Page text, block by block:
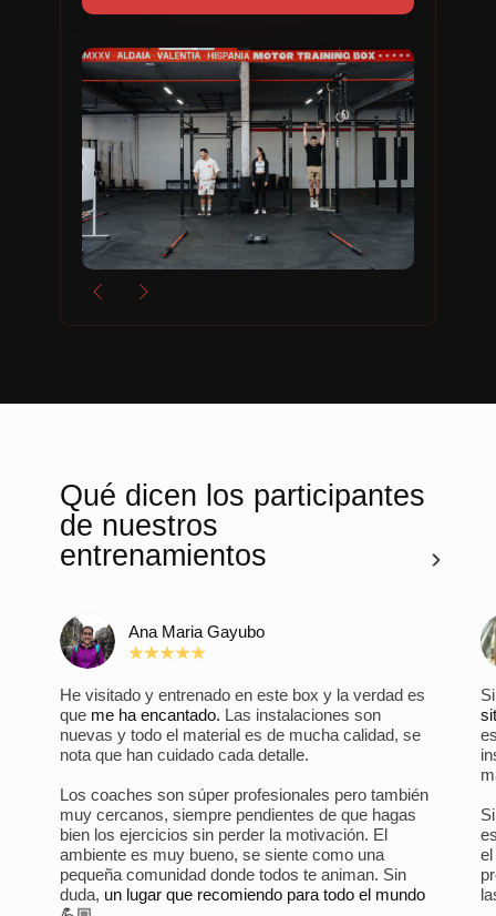
Qué dicen los participantes
de nuestros
entrenamientos
He visitado y entrenado en este box y la verdad es
que me ha encantado. Las instalaciones son
nuevas y todo el material es de mucha calidad, se
nota que han cuidado cada detalle.
Los coaches son súper profesionales pero también
muy cercanos, siempre pendientes de que hagas
bien los ejercicios sin perder la motivación. El
ambiente es muy bueno, se siente como una
pequeña comunidad donde todos te animan. Sin
duda, un lugar que recomiendo para todo el mundo
Ana Maria Gayubo